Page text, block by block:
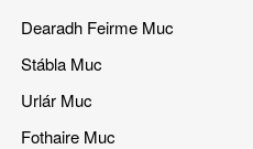
Dearadh Feirme Muc
Stábla Muc
Urlár Muc
Fothaire Muc